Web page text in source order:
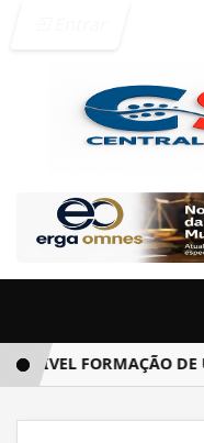
FORMAÇÃO DE UM